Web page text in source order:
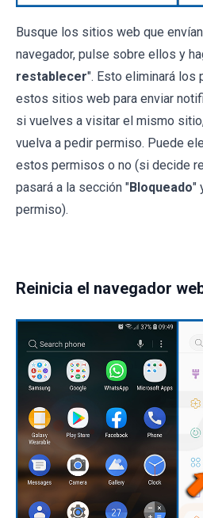
Busque los sitios web que
navegador, pulse sobre ellos y
restablecer". Esto eliminará los
estos sitios web para enviar
si vuelves a visitar el mismo
vuelva a pedir permiso. Puede
estos permisos o no (si decide
pasará a la sección "Bloqueado"
permiso).
Reinicia el navegador